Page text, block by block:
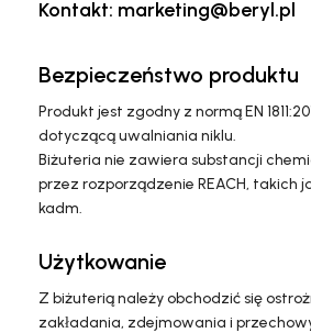
Kontakt: marketing@beryl.pl
Bezpieczeństwo produktu
Produkt jest zgodny z normą EN
dotyczącą uwalniania niklu.
Biżuteria nie zawiera substancji
przez rozporządzenie REACH, takich
kadm.
Użytkowanie
Z biżuterią należy obchodzić się
zakładania, zdejmowania i